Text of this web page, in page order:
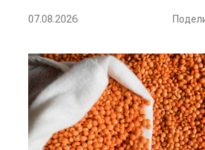
07.08.2026